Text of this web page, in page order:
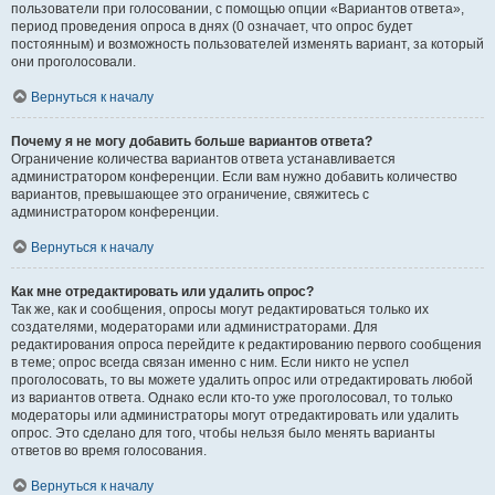
пользователи при голосовании, с помощью опции «Вариантов ответа»,
период проведения опроса в днях (0 означает, что опрос будет
постоянным) и возможность пользователей изменять вариант, за который
они проголосовали.
Вернуться к началу
Почему я не могу добавить больше вариантов ответа?
Ограничение количества вариантов ответа устанавливается
администратором конференции. Если вам нужно добавить количество
вариантов, превышающее это ограничение, свяжитесь с
администратором конференции.
Вернуться к началу
Как мне отредактировать или удалить опрос?
Так же, как и сообщения, опросы могут редактироваться только их
создателями, модераторами или администраторами. Для
редактирования опроса перейдите к редактированию первого сообщения
в теме; опрос всегда связан именно с ним. Если никто не успел
проголосовать, то вы можете удалить опрос или отредактировать любой
из вариантов ответа. Однако если кто-то уже проголосовал, то только
модераторы или администраторы могут отредактировать или удалить
опрос. Это сделано для того, чтобы нельзя было менять варианты
ответов во время голосования.
Вернуться к началу